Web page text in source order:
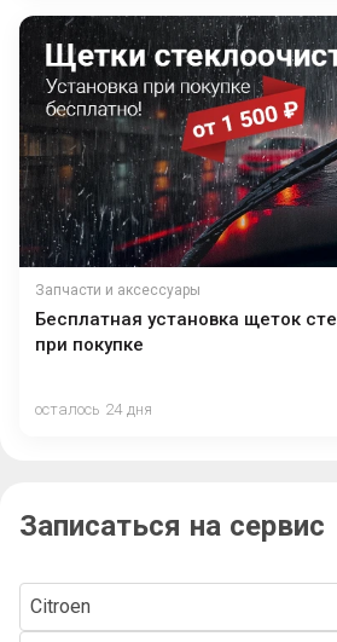
Запчасти и аксессуары
Бесплатная установка щеток
при покупке
осталось 24 дня
Записаться на сервис
Citroen